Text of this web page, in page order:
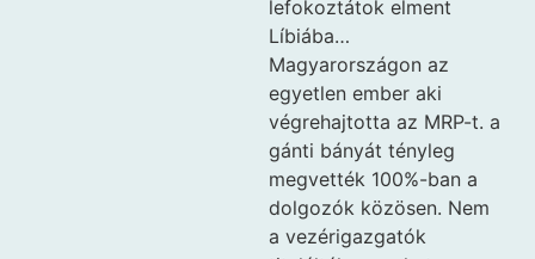
lefokoztátok elment
Líbiába…
Magyarországon az
egyetlen ember aki
végrehajtotta az MRP-t. a
gánti bányát tényleg
megvették 100%-ban a
dolgozók közösen. Nem
a vezérigazgatók